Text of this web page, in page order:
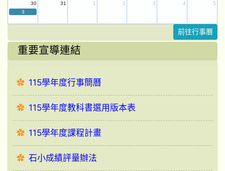
30 31 1 2 3 4
5
3
前往行事曆
重要宣導連結
115學年度行事簡曆
115學年度教科書選用版本表
115學年度課程計畫
石小成績評量辦法